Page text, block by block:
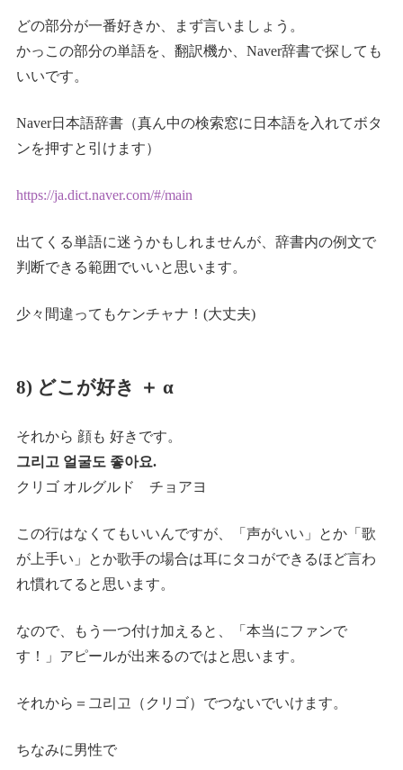
どの部分が一番好きか、まず言いましょう。
かっこの部分の単語を、翻訳機か、Naver辞書で探しても
いいです。
Naver日本語辞書（真ん中の検索窓に日本語を入れてボタ
ンを押すと引けます）
https://ja.dict.naver.com/#/main
出てくる単語に迷うかもしれませんが、辞書内の例文で
判断できる範囲でいいと思います。
少々間違ってもケンチャナ！(大丈夫)
8) どこが好き ＋ α
それから 顔も 好きです。
그리고 얼굴도 좋아요.
クリゴ オルグルド チョアヨ
この行はなくてもいいんですが、「声がいい」とか「歌
が上手い」とか歌手の場合は耳にタコができるほど言わ
れ慣れてると思います。
なので、もう一つ付け加えると、「本当にファンで
す！」アピールが出来るのではと思います。
それから＝그리고（クリゴ）でつないでいけます。
ちなみに男性で